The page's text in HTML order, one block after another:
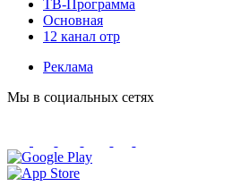
ТВ-Программа
Основная
12 канал отр
Реклама
Мы в социальных сетях